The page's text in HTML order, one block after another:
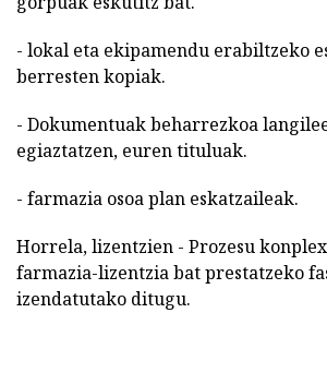
- lokal eta ekipamendu erabiltzeko
berresten kopiak.
- Dokumentuak beharrezkoa
egiaztatzen, euren tituluak.
- farmazia osoa plan eskatzaileak.
Horrela, lizentzien - Prozesu
farmazia-lizentzia bat prestatzeko
izendatutako ditugu.